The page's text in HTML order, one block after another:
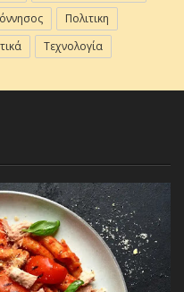
Πολιτικη
Τεχνολογία